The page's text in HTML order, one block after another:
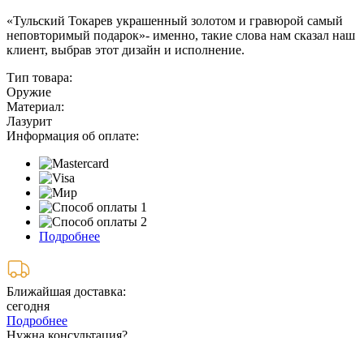
«Тульский Токарев украшенный золотом и гравюрой самый
неповторимый подарок»- именно, такие слова нам сказал наш
клиент, выбрав этот дизайн и исполнение.
Тип товара:
Оружие
Материал:
Лазурит
Информация об оплате:
Подробнее
Ближайшая доставка:
сегодня
Подробнее